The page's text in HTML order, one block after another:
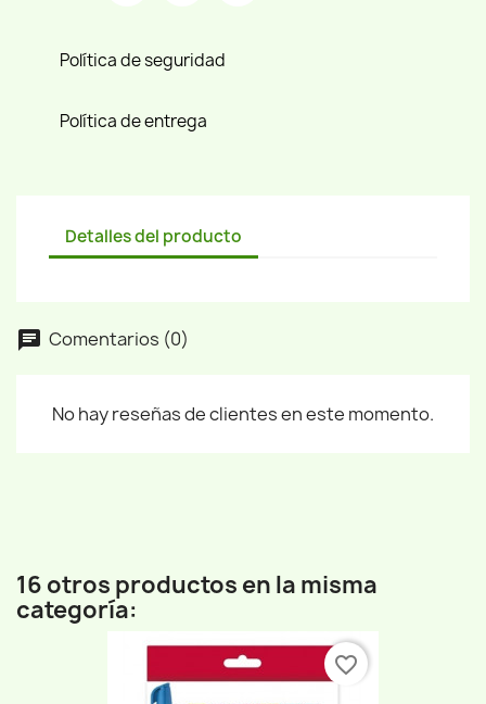
Política de seguridad
Política de entrega
Detalles del producto
Comentarios (0)
No hay reseñas de clientes en este momento.
16 otros productos en la misma
categoría:
favorite_border